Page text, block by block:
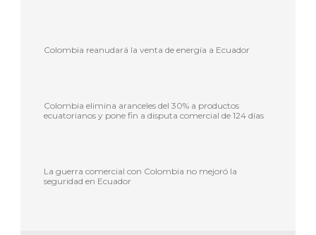
Colombia reanudará la venta de energía a Ecuador
Colombia elimina aranceles del 30% a productos
ecuatorianos y pone fin a disputa comercial de 124 días
La guerra comercial con Colombia no mejoró la
seguridad en Ecuador